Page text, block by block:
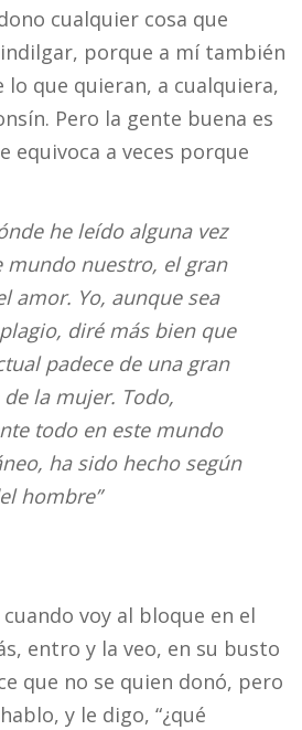
cualquier cosa que
porque a mí también
lo que quieran, a cualquiera,
Pero la gente buena es
equivoca a veces porque
he leído alguna vez
mundo nuestro, el gran
amor. Yo, aunque sea
diré más bien que
padece de una gran
la mujer. Todo,
todo en este mundo
ha sido hecho según
hombre”
voy al bloque en el
entro y la veo, en su busto
que no se quien donó, pero
y le digo, “¿qué